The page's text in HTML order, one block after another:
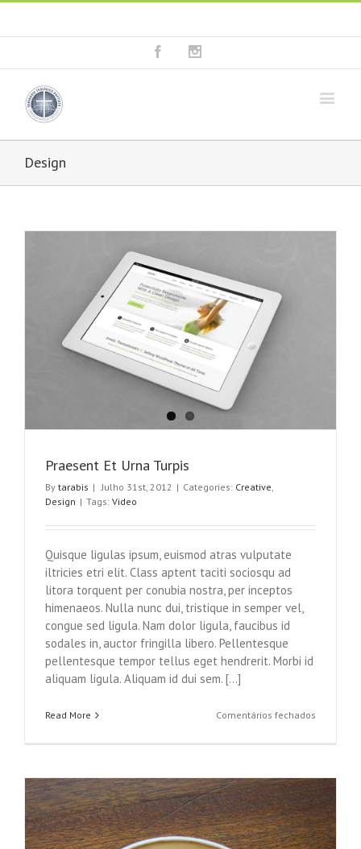
Facebook
Design
Praesent Et Urna Turpis
By tarabis | Julho 31st, 2012 | Categories: Creative,
Design | Tags: Video
Quisque ligulas ipsum, euismod atras vulputate
iltricies etri elit. Class aptent taciti sociosqu ad
litora torquent per conubia nostra, per inceptos
himenaeos. Nulla nunc dui, tristique in semper vel,
congue sed ligula. Nam dolor ligula, faucibus id
sodales in, auctor fringilla libero. Pellentesque
pellentesque tempor tellus eget hendrerit. Morbi id
aliquam ligula. Aliquam id dui sem. [...]
Read More Comentários fechados